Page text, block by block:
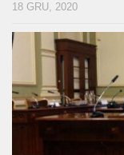
18 GRU, 2020